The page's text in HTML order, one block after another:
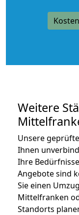
Weitere
Unsere
Ihnen
Ihre
Angebote sind
Sie einen
Mittelfranken
Standorts